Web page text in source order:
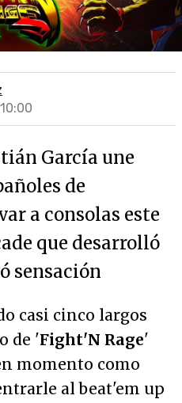
García une
de
a consolas este
que desarrolló
sensación
casi cinco largos
de 'Fight'N Rage'
momento como
al beat'em up